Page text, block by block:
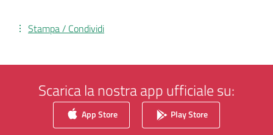
Stampa / Condividi
Scarica la nostra app ufficiale su:
App Store Play Store